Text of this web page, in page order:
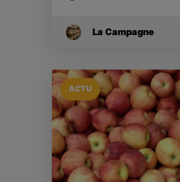
La Campagne
ACTU